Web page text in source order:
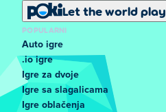
Let the world play
POPULARNI
Auto igre
.io igre
Igre za dvoje
Igre sa slagalicama
Igre oblačenja